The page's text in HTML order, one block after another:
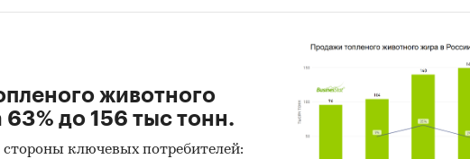
животного
до 156 тыс тонн.
стороны ключевых потребителей: